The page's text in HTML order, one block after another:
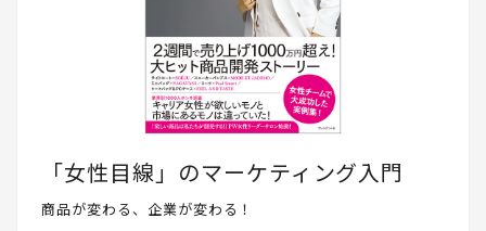
「女性目線」のマーケティング入門
商品が変わる、企業が変わる！